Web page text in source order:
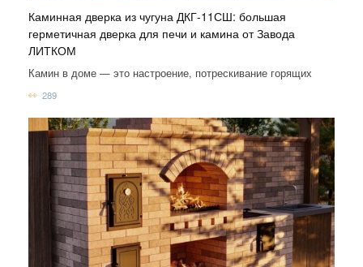
Каминная дверка из чугуна ДКГ-11СШ: большая
герметичная дверка для печи и камина от Завода
ЛИТКОМ
Камин в доме — это настроение, потрескивание горящих
289